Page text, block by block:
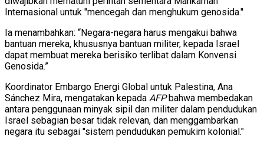
Internasional untuk "mencegah dan menghukum genosida."
Ia menambahkan: “Negara-negara harus mengakui bahwa
bantuan mereka, khususnya bantuan militer, kepada Israel
dapat membuat mereka berisiko terlibat dalam Konvensi
Genosida.”
Koordinator Embargo Energi Global untuk Palestina, Ana
Sánchez Mira, mengatakan kepada AFPbahwa membedakan
antara penggunaan minyak sipil dan militer dalam pendudukan
Israel sebagian besar tidak relevan, dan menggambarkan
negara itu sebagai "sistem pendudukan pemukim kolonial."